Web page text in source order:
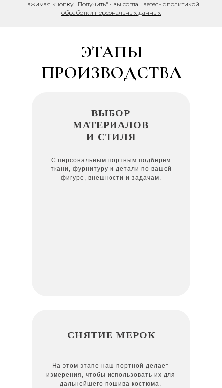
Нажимая кнопку "Получить" - вы соглашаетесь с политикой
обработки персональных данных
На этом этапе наш портной делает
измерения, чтобы использовать их для
дальнейшего пошива костюма.
СНЯТИЕ МЕРОК
С персональным портным подберём
ткани, фурнитуру и детали по вашей
фигуре, внешности и задачам.
ВЫБОР
МАТЕРИАЛОВ
И СТИЛЯ
ЭТАПЫ
ПРОИЗВОДСТВА